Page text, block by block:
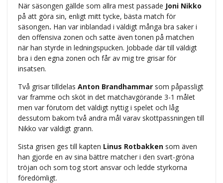
När säsongen gällde som allra mest passade Joni Nikko
på att göra sin, enligt mitt tycke, bästa match för
säsongen. Han var inblandad i väldigt många bra saker i
den offensiva zonen och satte även tonen på matchen
när han styrde in ledningspucken. Jobbade där till väldigt
bra i den egna zonen och får av mig tre grisar för
insatsen.
Två grisar tilldelas Anton Brandhammarsom påpassligt
var framme och sköt in det matchavgörande 3-1 målet
men var förutom det väldigt nyttig i spelet och låg
dessutom bakom två andra mål varav skottpassningen till
Nikko var väldigt grann.
Sista grisen ges till kapten Linus Rotbakkensom även
han gjorde en av sina bättre matcher i den svart-gröna
tröjan och som tog stort ansvar och ledde styrkorna
föredömligt.